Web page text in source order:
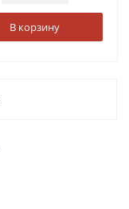
В корзину